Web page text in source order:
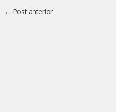
← Post anterior